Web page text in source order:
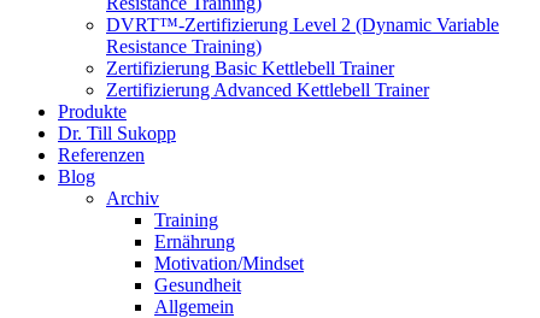
DVRT™-Zertifizierung Level 2 (Dynamic Variable
Resistance Training)
Zertifizierung Basic Kettlebell Trainer
Zertifizierung Advanced Kettlebell Trainer
Produkte
Dr. Till Sukopp
Referenzen
Blog
Archiv
Training
Ernährung
Motivation/Mindset
Gesundheit
Allgemein